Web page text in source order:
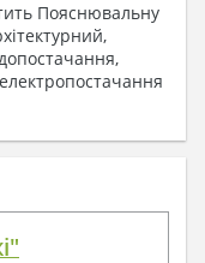
Пояснювальну